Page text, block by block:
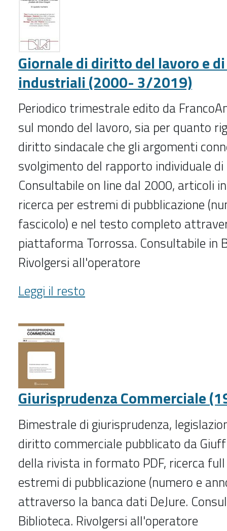
(1996-
Giornale di diritto del lavoro e
industriali (2000- 3/2019)
Periodico trimestrale edito da
sul mondo del lavoro, sia per quanto
diritto sindacale che gli argomenti
svolgimento del rapporto individuale
Consultabile on line dal 2000, articoli
ricerca per estremi di pubblicazione
fascicolo) e nel testo completo
piattaforma Torrossa. Consultabile in
Rivolgersi all'operatore
Giornale
di
del
lavoro
relazioni
industriali
3/2019)
Leggi il resto
Giurisprudenza Commerciale
Bimestrale di giurisprudenza,
diritto commerciale pubblicato da
della rivista in formato PDF, ricerca
estremi di pubblicazione (numero e
attraverso la banca dati DeJure.
Biblioteca. Rivolgersi all'operatore